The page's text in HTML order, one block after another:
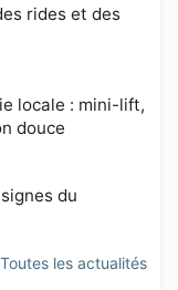
rides et des
locale : mini-lift,
douce
du
Toutes les actualités